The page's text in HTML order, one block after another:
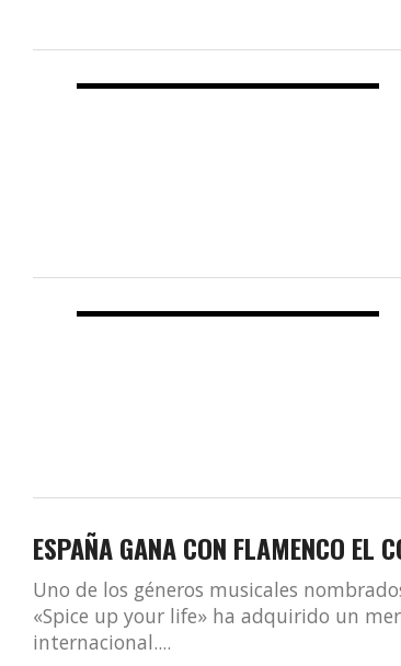
ESPAÑA GANA CON FLAMENCO EL
Uno de los géneros musicales
«Spice up your life» ha adquirido un
internacional....